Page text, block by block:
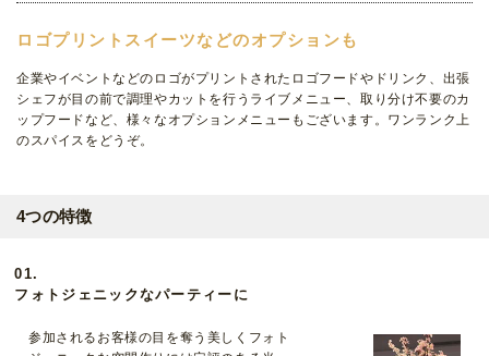
ロゴプリントスイーツなどのオプションも
企業やイベントなどのロゴがプリントされたロゴフードやドリンク、出張
シェフが目の前で調理やカットを行うライブメニュー、取り分け不要のカ
ップフードなど、様々なオプションメニューもございます。ワンランク上
のスパイスをどうぞ。
4つの特徴
01.
フォトジェニックなパーティーに
参加されるお客様の目を奪う美しくフォト